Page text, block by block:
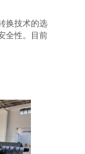
换技术的选
全性。目前